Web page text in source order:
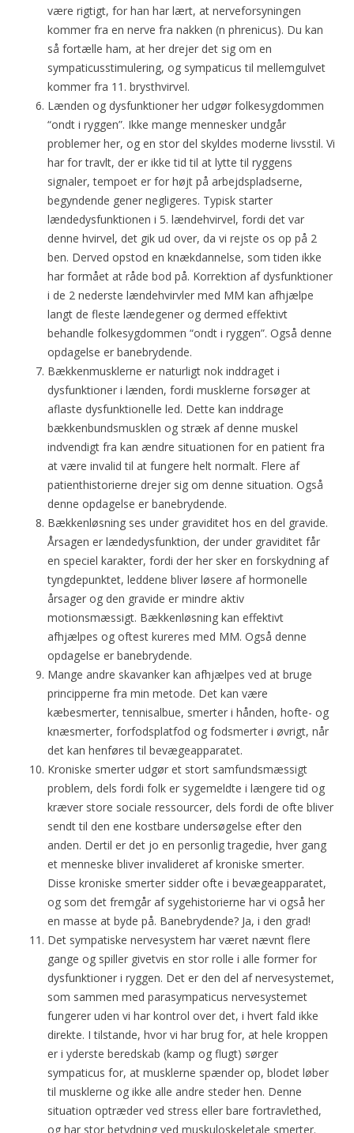
være rigtigt, for han har lært, at nerveforsyningen
kommer fra en nerve fra nakken (n phrenicus). Du kan
så fortælle ham, at her drejer det sig om en
sympaticusstimulering, og sympaticus til mellemgulvet
kommer fra 11. brysthvirvel.
Lænden og dysfunktioner her udgør folkesygdommen
“ondt i ryggen”. Ikke mange mennesker undgår
problemer her, og en stor del skyldes moderne livsstil. Vi
har for travlt, der er ikke tid til at lytte til ryggens
signaler, tempoet er for højt på arbejdspladserne,
begyndende gener negligeres. Typisk starter
lændedysfunktionen i 5. lændehvirvel, fordi det var
denne hvirvel, det gik ud over, da vi rejste os op på 2
ben. Derved opstod en knækdannelse, som tiden ikke
har formået at råde bod på. Korrektion af dysfunktioner
i de 2 nederste lændehvirvler med MM kan afhjælpe
langt de fleste lændegener og dermed effektivt
behandle folkesygdommen “ondt i ryggen”. Også denne
opdagelse er banebrydende.
Bækkenmusklerne er naturligt nok inddraget i
dysfunktioner i lænden, fordi musklerne forsøger at
aflaste dysfunktionelle led. Dette kan inddrage
bækkenbundsmusklen og stræk af denne muskel
indvendigt fra kan ændre situationen for en patient fra
at være invalid til at fungere helt normalt. Flere af
patienthistorierne drejer sig om denne situation. Også
denne opdagelse er banebrydende.
Bækkenløsning ses under graviditet hos en del gravide.
Årsagen er lændedysfunktion, der under graviditet får
en speciel karakter, fordi der her sker en forskydning af
tyngdepunktet, leddene bliver løsere af hormonelle
årsager og den gravide er mindre aktiv
motionsmæssigt. Bækkenløsning kan effektivt
afhjælpes og oftest kureres med MM. Også denne
opdagelse er banebrydende.
Mange andre skavanker kan afhjælpes ved at bruge
principperne fra min metode. Det kan være
kæbesmerter, tennisalbue, smerter i hånden, hofte- og
knæsmerter, forfodsplatfod og fodsmerter i øvrigt, når
det kan henføres til bevægeapparatet.
Kroniske smerter udgør et stort samfundsmæssigt
problem, dels fordi folk er sygemeldte i længere tid og
kræver store sociale ressourcer, dels fordi de ofte bliver
sendt til den ene kostbare undersøgelse efter den
anden. Dertil er det jo en personlig tragedie, hver gang
et menneske bliver invalideret af kroniske smerter.
Disse kroniske smerter sidder ofte i bevægeapparatet,
og som det fremgår af sygehistorierne har vi også her
en masse at byde på. Banebrydende? Ja, i den grad!
Det sympatiske nervesystem har været nævnt flere
gange og spiller givetvis en stor rolle i alle former for
dysfunktioner i ryggen. Det er den del af nervesystemet,
som sammen med parasympaticus nervesystemet
fungerer uden vi har kontrol over det, i hvert fald ikke
direkte. I tilstande, hvor vi har brug for, at hele kroppen
er i yderste beredskab (kamp og flugt) sørger
sympaticus for, at musklerne spænder op, blodet løber
til musklerne og ikke alle andre steder hen. Denne
situation optræder ved stress eller bare fortravlethed,
og har stor betydning ved muskuloskeletale smerter.